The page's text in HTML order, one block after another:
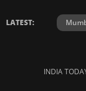
LATEST:
INDIA